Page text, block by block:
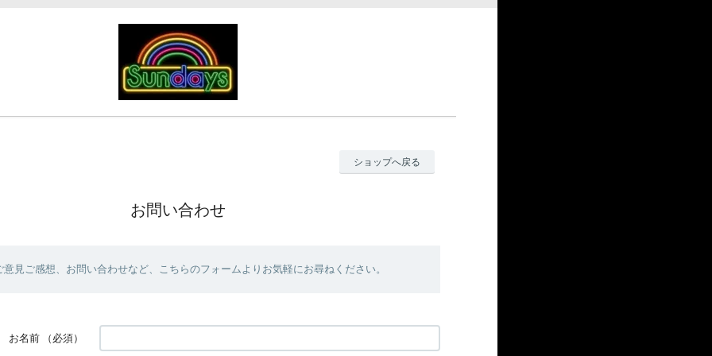
ショップへ戻る
お問い合わせ
見ご感想、お問い合わせなど、こちらのフォームよりお気軽にお尋ねください。
お名前 （必須）